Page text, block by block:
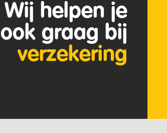
Wij helpen je
ook graag bij
verzekering